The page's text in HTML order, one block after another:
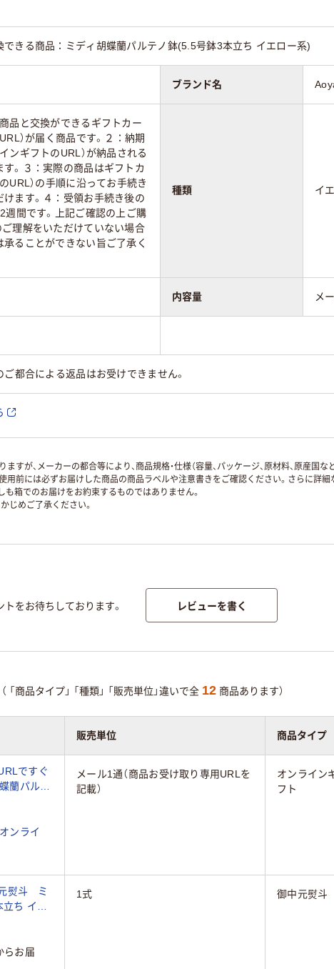
できる商品：ミディ胡蝶蘭パルテノ鉢(5.5号鉢3本立ち イエロー系)
ブランド名
品と交換ができるギフトカー
）が届く商品です。２：納期
ンギフトのURL）が納品される
。３：実際の商品はギフトカ
URL）の手順に沿ってお手続き
ます。４：受領お手続き後の
週間です。上記ご確認の上ご購
理解をいただけていない場合
ることができない旨ご了承く
種類 イ
内容量 メ
ご都合による返品はお受けできません。
が、メーカーの都合等により、商品規格・仕様（容量、パッケージ、原材料、原産国
前には必ずお届けした商品の商品ラベルや注意書きをご確認ください。さらに詳細
も箱でのお届けをお約束するものではありません。
じめご了承ください。
をお待ちしております。 レビューを書く
（ 「商品タイプ」 「種類」 「販売単位」違いで全 12 商品あります）
販売単位 商品タイプ
ですぐ
パルテ
品）
ンライ
メール1通（商品お受け取り専用URLを
記載）
オンライン
フト
熨斗 ミ
ち イエ
らお届
1式 御中元熨斗